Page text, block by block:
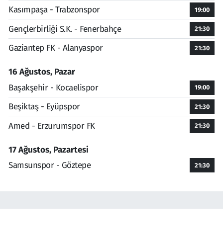
Kasımpaşa - Trabzonspor 19:00
Gençlerbirliği S.K. - Fenerbahçe 21:30
Gaziantep FK - Alanyaspor 21:30
16 Ağustos, Pazar
Başakşehir - Kocaelispor
19:00
Beşiktaş - Eyüpspor 21:30
Amed - Erzurumspor FK 21:30
17 Ağustos, Pazartesi
Samsunspor - Göztepe
21:30